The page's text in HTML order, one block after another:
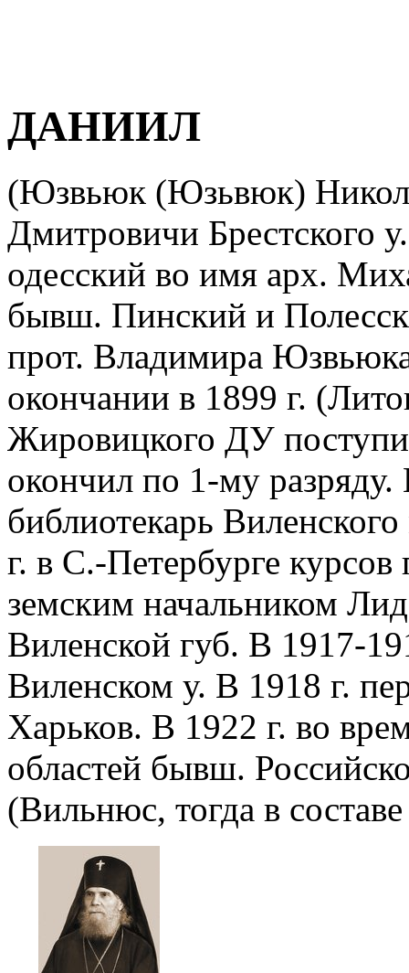
ДАНИИЛ
(Юзвьюк (Юзьвюк)
Дмитровичи Брестского
одесский во имя арх.
бывш. Пинский и
прот. Владимира
окончании в 1899 г.
Жировицкого ДУ
окончил по 1-му разряду.
библиотекарь
г. в С.-Петербурге
земским начальником
Виленской губ. В 1917-
Виленском у. В 1918 г.
Харьков. В 1922 г. во
областей бывш.
(Вильнюс, тогда в